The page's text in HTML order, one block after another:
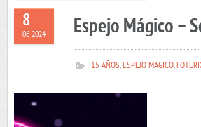
8
06 2024 Espejo Mágico –
15 AÑOS,ESPEJO MAGICO,